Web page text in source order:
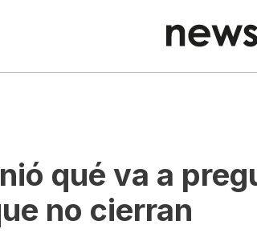
qué va a
no cierran